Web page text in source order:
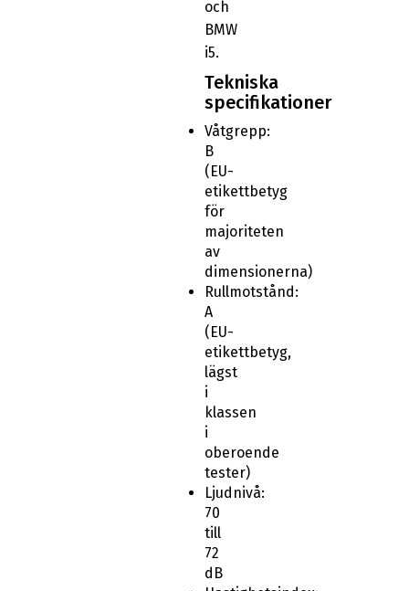
och
BMW
i5.
Tekniska
specifikationer
Våtgrepp:
B
(EU-
etikettbetyg
för
majoriteten
av
dimensionerna)
Rullmotstånd:
A
(EU-
etikettbetyg,
lägst
i
klassen
i
oberoende
tester)
Ljudnivå:
70
till
72
dB